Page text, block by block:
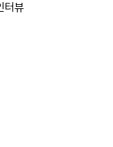
터뷰